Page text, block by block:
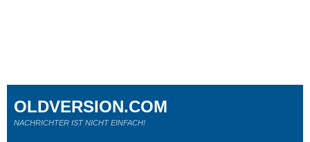
OLDVERSION.COM
NACHRICHTER IST NICHT EINFACH!